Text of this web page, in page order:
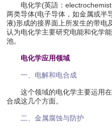
电化学(英語：
两类导体(电子导体，如金属或半
液)形成的接界面上所发生的带电
认为电化学主要研究电能和化学
池。
电化学应用领域
一、电解和电合成
这个领域的电化学主要运用在
合成这几个方面。
二、金属腐蚀与防护